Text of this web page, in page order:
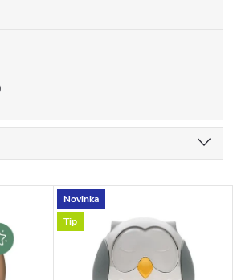
Novinka
Tip